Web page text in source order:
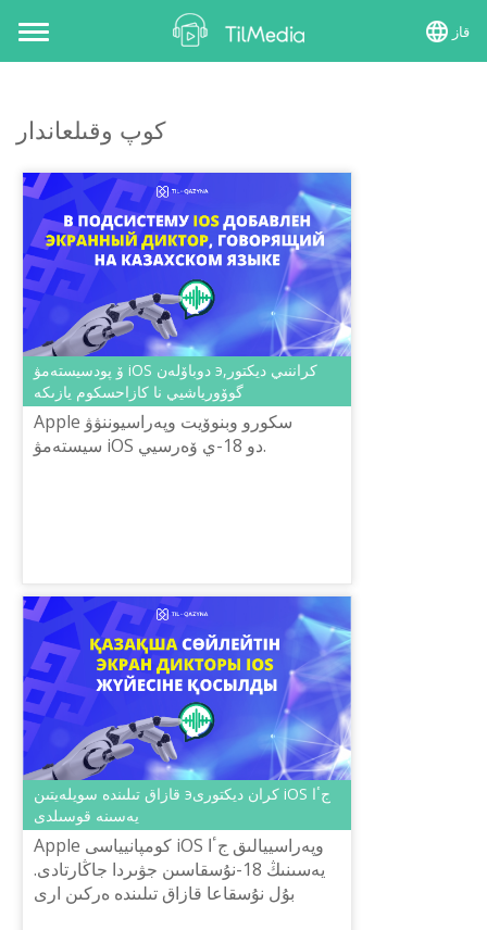
Toggle
navigation
قاز
كوپ وقىلعاندار
ۆ پودسيستەمۋ iOS دوباۆلەن эكراننىي ديكتور,
گوۆورياشيي نا كازاحسكوم يازىكە
Apple سكورو وبنوۆيت وپەراسيوننۋۋ
سيستەمۋ iOS دو 18-ي ۆەرسيي.
قازاق تىلىندە سويلەيتىن эكران ديكتورى iOS جٴا
يەسىنە قوسىلدى
Apple كومپانيياسى iOS وپەراسييالىق جٴا
يەسىنىڭ 18-نۇسقاسىن جۋىردا جاڭارتادى.
بۇل نۇسقاعا قازاق تىلىندە ەركىن ارى